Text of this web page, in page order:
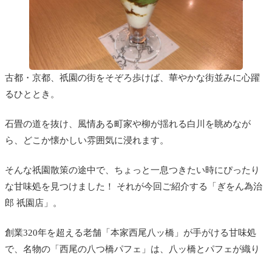
古都・京都、祇園の街をそぞろ歩けば、華やかな街並みに心躍
るひととき。
石畳の道を抜け、風情ある町家や柳が揺れる白川を眺めなが
ら、どこか懐かしい雰囲気に浸れます。
そんな祇園散策の途中で、ちょっと一息つきたい時にぴったり
な甘味処を見つけました！ それが今回ご紹介する「ぎをん為治
郎 祇園店」。
創業320年を超える老舗「本家西尾八ッ橋」が手がける甘味処
で、名物の「西尾の八つ橋パフェ」は、八ッ橋とパフェが織り